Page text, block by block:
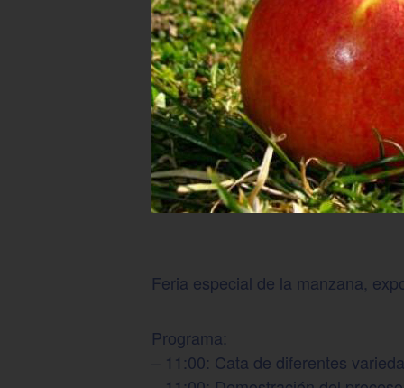
Feria especial de la manzana,
Programa:
– 11:00: Cata de diferentes